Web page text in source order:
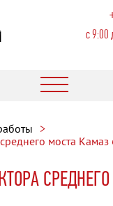
с 9:00
моста